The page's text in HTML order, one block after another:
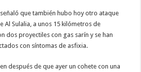
que también hubo hoy otro ataque
Al Sulalia, a unos 15 kilómetros de
dos proyectiles con gas sarín y se han
con síntomas de asfixia.
después de que ayer un cohete con una